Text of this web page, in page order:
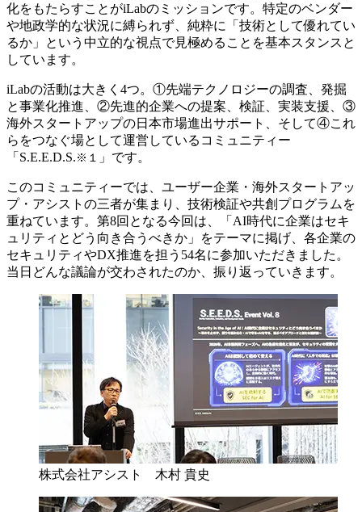
化をもたらすことがiLabのミッションです。特定のベンダー
や地政学的な状況に縛られず、純粋に「技術として優れてい
るか」という中立的な視点で見極めることを基本スタンスと
しています。
iLabの活動は大きく4つ。①先端テクノロジーの調査、発掘
と事業化推進、②先進的企業への提案、検証、実装支援、③
海外スタートアップの日本市場進出サポート、そして④これ
らをつなぐ場として運営しているコミュニティー
「S.E.E.D.S. ※１ 」です。
このコミュニティーでは、ユーザー企業・海外スタートアッ
プ・アシストの三者が集まり、技術検証や共創プログラムを
重ねています。第8回となる今回は、「AI時代に企業はセキ
ュリティとどう向き合うべきか」をテーマに掲げ、各企業の
セキュリティやDX推進を担う54名に参加いただきました。
当日どんな議論が交わされたのか、振り返っていきます。
株式会社アシスト 木村 貴史